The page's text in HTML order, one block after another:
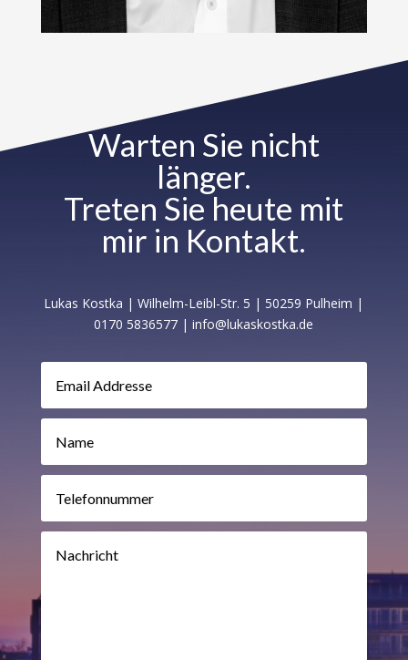
Warten Sie nicht
länger.
Treten Sie heute mit
mir in Kontakt.
Lukas Kostka | Wilhelm-Leibl-Str. 5 | 50259 Pulheim |
0170 5836577 | info@lukaskostka.de